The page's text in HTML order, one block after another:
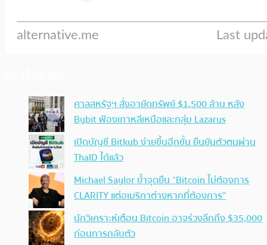
ศาลสหรัฐฯ สั่งอายัดทรัพย์ $1,500 ล้าน หลัง
Bybit ฟ้องเกาหลีเหนือและกลุ่ม Lazarus
เปิดบัญชี Bitkub ง่ายขึ้นอีกขั้น ยืนยันตัวตนผ่าน
ThaID ได้แล้ว
Michael Saylor ย้ำจุดยืน “Bitcoin ไม่ต้องการ
CLARITY แต่อเมริกาต่างหากที่ต้องการ”
นักวิเคราะห์เตือน Bitcoin อาจร่วงลึกถึง $35,000
ก่อนการกลับตัว